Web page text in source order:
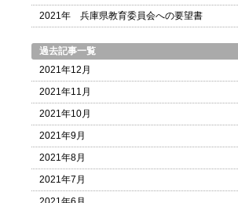
2021年 兵庫県教育委員会への要望書
過去記事一覧
2021年12月
2021年11月
2021年10月
2021年9月
2021年8月
2021年7月